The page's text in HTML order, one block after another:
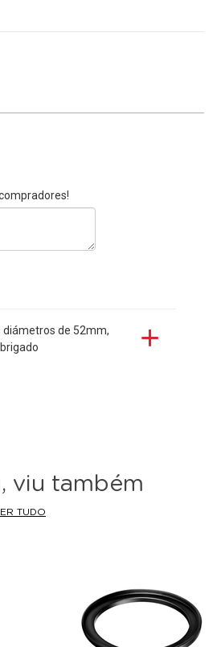
diámetros de 52mm,
viu também
TUDO